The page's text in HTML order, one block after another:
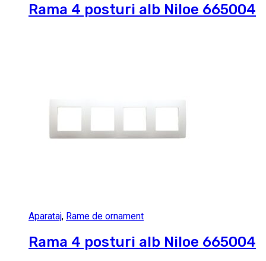
Rama 4 posturi alb Niloe 665004
Aparataj, Rame de ornament
Rama 4 posturi alb Niloe 665004